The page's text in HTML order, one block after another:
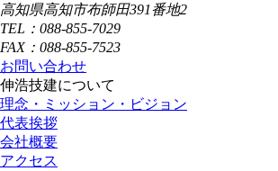
高知県高知市布師田391番地2
TEL：088-855-7029
FAX：088-855-7523
お問い合わせ
伸浩技建について
理念・ミッション・ビジョン
代表挨拶
会社概要
アクセス